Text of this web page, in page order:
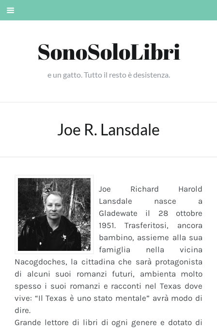
Skip
SonoSoloLibri
e un gatto. Tutto il resto è desistenza.
Joe R. Lansdale
Joe Richard Harold
Lansdale nasce a
Gladewate il 28 ottobre
1951. Trasferitosi, ancora
bambino, assieme alla sua
famiglia nella vicina
Nacogdoches, la cittadina che sarà protagonista
di alcuni suoi romanzi futuri, ambienta molto
spesso i suoi romanzi e racconti nel Texas dove
vive: “Il Texas è uno stato mentale” avrà modo di
dire.
Grande lettore di libri di ogni genere e dotato di